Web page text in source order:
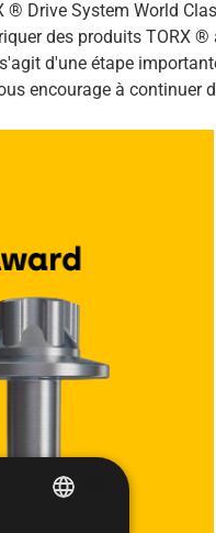
® Drive System World
des produits TORX ®
d'une étape
encourage à continuer